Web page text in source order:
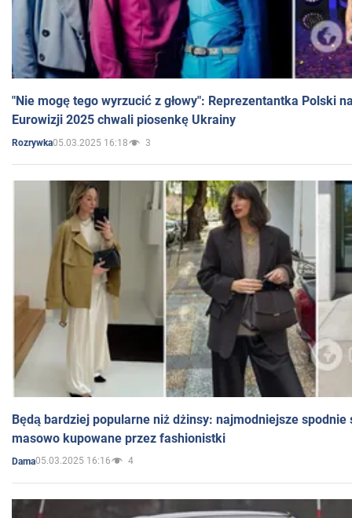
"Nie mogę tego wyrzucić z głowy": Reprezentantka Polski
Eurowizji 2025 chwali piosenkę Ukrainy
Rozrywka05.03.2025 16:18 3
Będą bardziej popularne niż dżinsy: najmodniejsze spodnie
masowo kupowane przez fashionistki
Dama05.03.2025 16:16 4